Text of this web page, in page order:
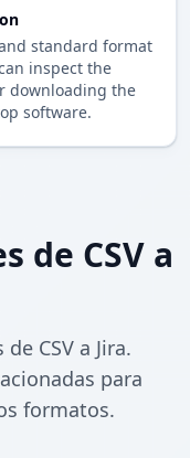
standard format
inspect the
downloading the
software.
de CSV a
CSV a Jira.
para
formatos.